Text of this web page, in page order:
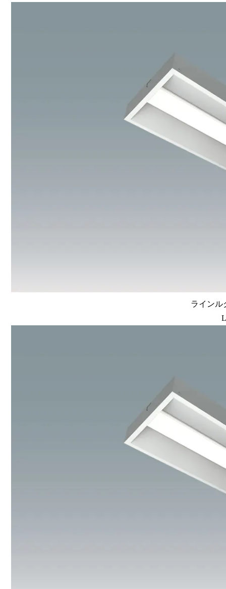
ラインル